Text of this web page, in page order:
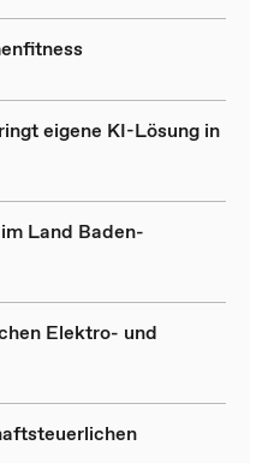
eigene KI-Lösung in
Land Baden-
Elektro- und